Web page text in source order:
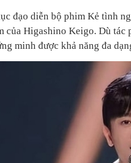
đạo diễn bộ phim Kẻ tình
của Higashino Keigo. Dù tác
minh được khả năng đa